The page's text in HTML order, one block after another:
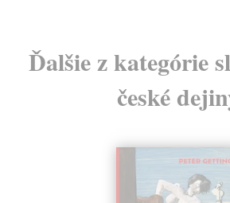
Ďalšie z kategórie
české